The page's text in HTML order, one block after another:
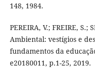
148, 1984.
PEREIRA, V.; FREIRE, S.;
Ambiental: vestígios e
fundamentos da
e20180011, p.1-25, 2019.